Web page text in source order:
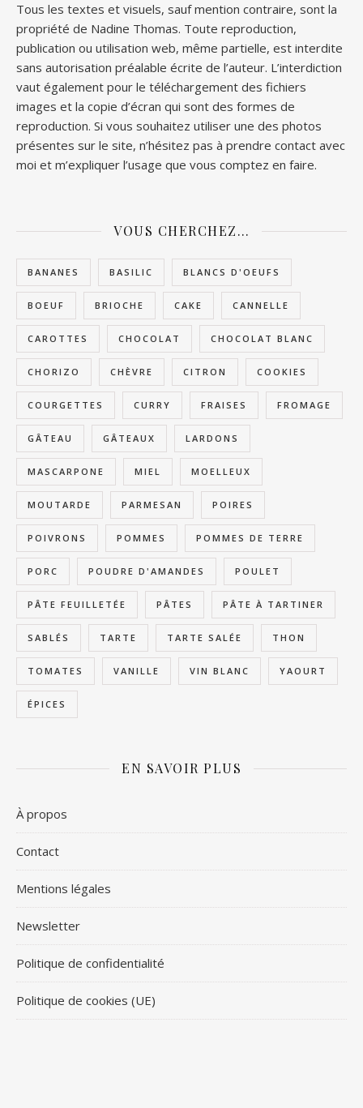
Tous les textes et visuels, sauf mention contraire, sont la
propriété de Nadine Thomas. Toute reproduction,
publication ou utilisation web, même partielle, est interdite
sans autorisation préalable écrite de l’auteur. L’interdiction
vaut également pour le téléchargement des fichiers
images et la copie d’écran qui sont des formes de
reproduction. Si vous souhaitez utiliser une des photos
présentes sur le site, n’hésitez pas à prendre contact avec
moi et m’expliquer l’usage que vous comptez en faire.
VOUS CHERCHEZ…
BANANES BASILIC BLANCS D'OEUFS
BOEUF BRIOCHE CAKE CANNELLE
CAROTTES CHOCOLAT CHOCOLAT BLANC
CHORIZO CHÈVRE CITRON COOKIES
COURGETTES CURRY FRAISES FROMAGE
GÂTEAU GÂTEAUX LARDONS
MASCARPONE MIEL MOELLEUX
MOUTARDE PARMESAN POIRES
POIVRONS POMMES POMMES DE TERRE
PORC POUDRE D'AMANDES POULET
PÂTE FEUILLETÉE PÂTES PÂTE À TARTINER
SABLÉS TARTE TARTE SALÉE THON
TOMATES VANILLE VIN BLANC YAOURT
ÉPICES
EN SAVOIR PLUS
À propos
Contact
Mentions légales
Newsletter
Politique de confidentialité
Politique de cookies (UE)